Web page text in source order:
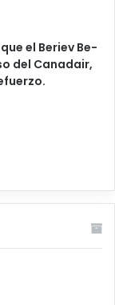
el Beriev Be-
del Canadair,